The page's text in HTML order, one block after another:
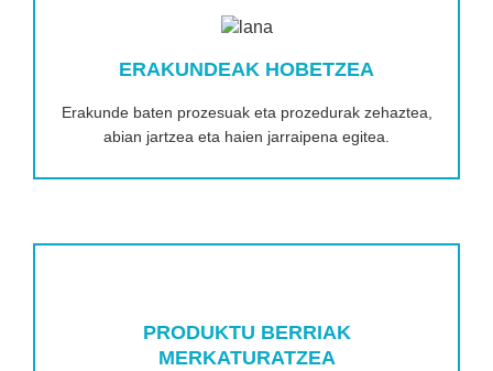
ERAKUNDEAK HOBETZEA
Erakunde baten prozesuak eta prozedurak zehaztea,
abian jartzea eta haien jarraipena egitea.
PRODUKTU BERRIAK
MERKATURATZEA